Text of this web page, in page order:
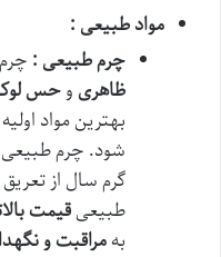
مواد طبیعی :
چرم طبیعی :
ظاهری وحس
بهترین مواد
شود. چرم طبیعی
گرم سال از
طبیعیقیمت
بهمراقبت و